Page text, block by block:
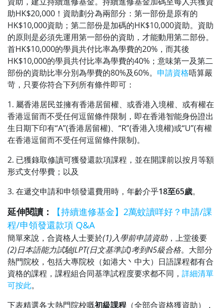
助HK$20,000！資助劃分為兩部分：第一部份是原有的
HK$10,000資助；第二部份是加碼的HK$10,000資助。資助
的原則是必須先運用第一部份的資助，才能動用第二部份。
首HK$10,000的學員共付比率為學費的20%，而其後
HK$10,000的學員共付比率為學費的40%；意味第一及第二
部份的資助比率分別為學費的80%及60%。 申請資格唔算嚴
苛，只要你符合下列所有條件即可：
1. 屬香港居民並擁有香港居留權、或香港入境權、或有權在
香港逗留而不受任何逗留條件限制，即在香港智能身份證出
生日期下印有“A”(香港居留權)、“R”(香港入境權)或“U”(有權
在香港逗留而不受任何逗留條件限制)。
2. 已獲錄取修讀可獲發還款項課程，並在開課前以按月等額
形式支付學費；以及
3. 在遞交申請和申領發還費用時，年齡介乎18至65歲。
延伸閱讀：
【持續進修基金】2萬蚊讀咩好？申請/課
程/申領發還款項 Q&A
簡單來說，合資格人士要於(1)入學前申請資助，上堂後要
(2)日本語能力試驗JLPT(日文基準試)考到N5級合格。大部分
熱門院校，包括大專院校（如港大丶中大）日語課程都有合
資格的課程，課程組合同基準試程度要求都不同， 詳細清單
可按此。
下表精選各大熱門院校嘅初級課程 （全部合資格獲資助），